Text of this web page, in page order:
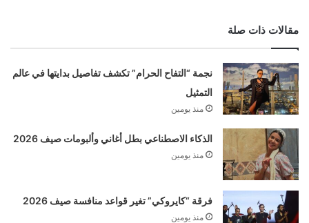
مقالات ذات صلة
نجمة “التفاح الحرام” تكشف تفاصيل بدايتها في عالم
التمثيل
منذ يومين
الذكاء الاصطناعي بطل أغاني وألبومات صيف 2026
منذ يومين
فرقة “كايروكي” تغير قواعد منافسة صيف 2026
منذ يومين